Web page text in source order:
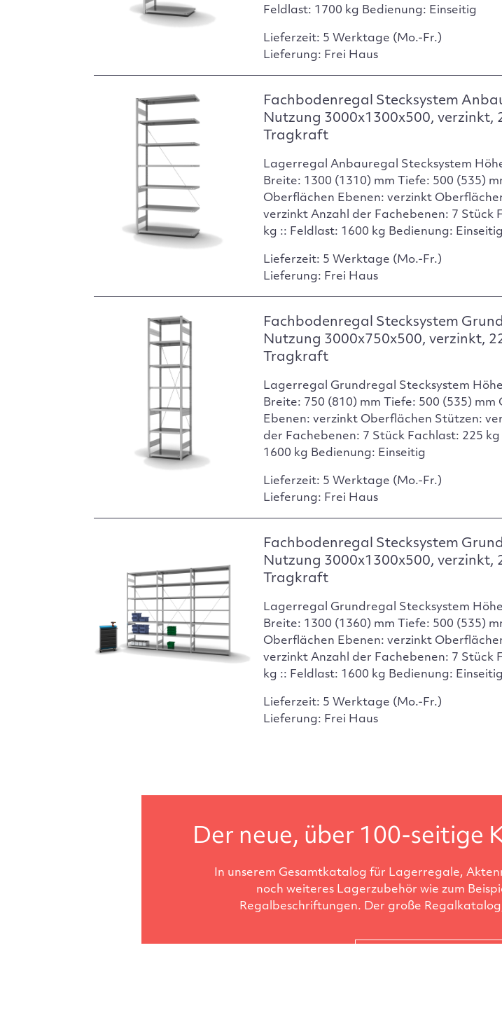
Feldlast: 1700 kg Bedienung: Einseitig
Lieferzeit: 5 Werktage (Mo.-Fr.)
Lieferung: Frei Haus
Fachbodenregal Stecksystem
Nutzung 3000x1300x500, verzinkt,
Tragkraft
Lagerregal Anbauregal Stecksystem
Breite: 1300 (1310) mm Tiefe: 500 (535)
Oberflächen Ebenen: verzinkt
verzinkt Anzahl der Fachebenen: 7 Stück
kg :: Feldlast: 1600 kg Bedienung: Einseitig
Lieferzeit: 5 Werktage (Mo.-Fr.)
Lieferung: Frei Haus
Fachbodenregal Stecksystem
Nutzung 3000x750x500, verzinkt,
Tragkraft
Lagerregal Grundregal Stecksystem
Breite: 750 (810) mm Tiefe: 500 (535) mm
Ebenen: verzinkt Oberflächen Stützen:
der Fachebenen: 7 Stück Fachlast: 225
1600 kg Bedienung: Einseitig
Lieferzeit: 5 Werktage (Mo.-Fr.)
Lieferung: Frei Haus
Fachbodenregal Stecksystem
Nutzung 3000x1300x500, verzinkt,
Tragkraft
Lagerregal Grundregal Stecksystem
Breite: 1300 (1360) mm Tiefe: 500 (535)
Oberflächen Ebenen: verzinkt
verzinkt Anzahl der Fachebenen: 7 Stück
kg :: Feldlast: 1600 kg Bedienung: Einseitig
Lieferzeit: 5 Werktage (Mo.-Fr.)
Lieferung: Frei Haus
Der neue, über 100-seitige
In unserem Gesamtkatalog für Lagerregale,
noch weiteres Lagerzubehör wie zum
Regalbeschriftungen. Der große